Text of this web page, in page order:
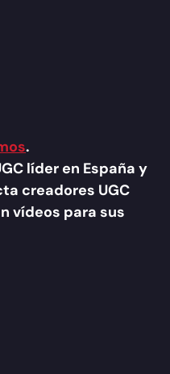
.
líder en España y
creadores UGC
vídeos para sus